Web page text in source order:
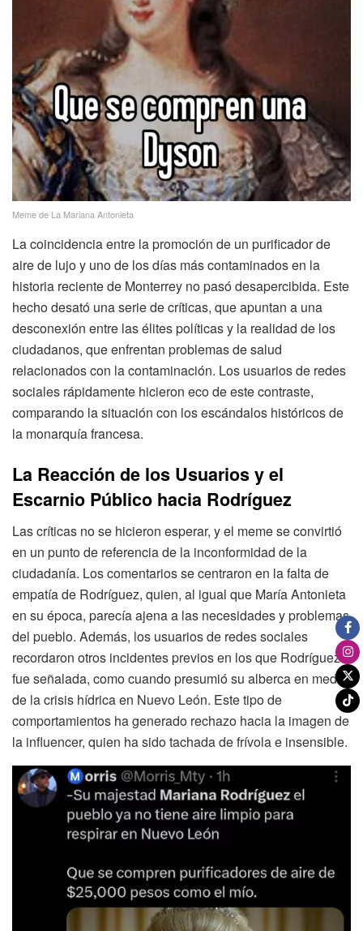
Meme de La Mariana Antonieta
La coincidencia entre la promoción de un purificador de
aire de lujo y uno de los días más contaminados en la
historia reciente de Monterrey no pasó desapercibida. Este
hecho desató una serie de críticas, que apuntan a una
desconexión entre las élites políticas y la realidad de los
ciudadanos, que enfrentan problemas de salud
relacionados con la contaminación. Los usuarios de redes
sociales rápidamente hicieron eco de este contraste,
comparando la situación con los escándalos históricos de
la monarquía francesa.
La Reacción de los Usuarios y el
Escarnio Público hacia Rodríguez
Las críticas no se hicieron esperar, y el meme se convirtió
en un punto de referencia de la inconformidad de la
ciudadanía. Los comentarios se centraron en la falta de
empatía de Rodríguez, quien, al igual que María Antonieta
en su época, parecía ajena a las necesidades y problemas
del pueblo. Además, los usuarios de redes sociales
recordaron otros incidentes previos en los que Rodríguez
fue señalada, como cuando presumió su alberca en medio
de la crisis hídrica en Nuevo León. Este tipo de
comportamientos ha generado rechazo hacia la imagen de
la influencer, quien ha sido tachada de frívola e insensible.